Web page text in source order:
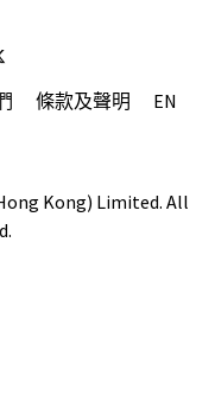
條款及聲明 EN
Kong) Limited. All